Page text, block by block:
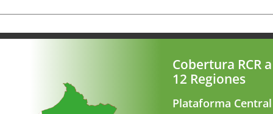
Cobertura RCR
12 Regiones
Plataforma Central